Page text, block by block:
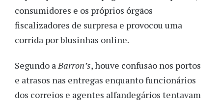
consumidores e os próprios órgãos
fiscalizadores de surpresa e provocou uma
corrida por blusinhas online.
Segundo aBarron’s, houve confusão nos portos
e atrasos nas entregas enquanto funcionários
dos correios e agentes alfandegários tentavam